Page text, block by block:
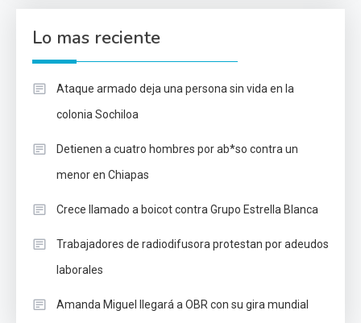
Lo mas reciente
Ataque armado deja una persona sin vida en la
colonia Sochiloa
Detienen a cuatro hombres por ab*so contra un
menor en Chiapas
Crece llamado a boicot contra Grupo Estrella Blanca
Trabajadores de radiodifusora protestan por adeudos
laborales
Amanda Miguel llegará a OBR con su gira mundial